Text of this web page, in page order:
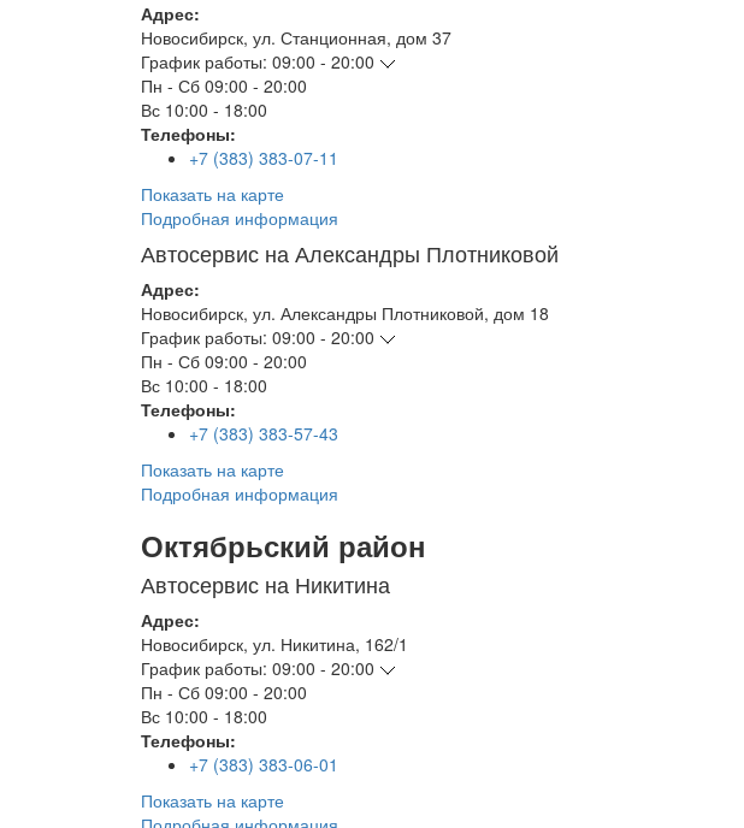
Адрес:
Новосибирск, ул. Станционная, дом 37
График работы: 09:00 - 20:00
Пн - Сб 09:00 - 20:00
Вс 10:00 - 18:00
Телефоны:
+7 (383) 383-07-11
Показать на карте
Подробная информация
Автосервис на Александры Плотниковой
Адрес:
Новосибирск, ул. Александры Плотниковой, дом 18
График работы: 09:00 - 20:00
Пн - Сб 09:00 - 20:00
Вс 10:00 - 18:00
Телефоны:
+7 (383) 383-57-43
Показать на карте
Подробная информация
Октябрьский район
Автосервис на Никитина
Адрес:
Новосибирск, ул. Никитина, 162/1
График работы: 09:00 - 20:00
Пн - Сб 09:00 - 20:00
Вс 10:00 - 18:00
Телефоны:
+7 (383) 383-06-01
Показать на карте